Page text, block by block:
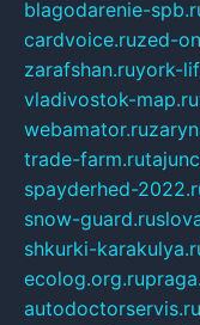
blagodarenie-
cardvoice.ruzed-
zarafshan.ruyork-
vladivostok-map.ru
webamator.ru
trade-farm.ru
spayderhed-
snow-guard.ru
shkurki-
ecolog.org.ru
autodoctorservis.ru